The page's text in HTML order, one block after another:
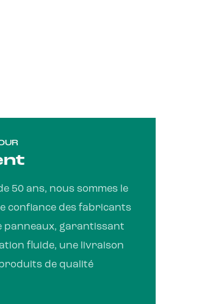
50 ans, nous sommes le
confiance des fabricants
panneaux, garantissant
fluide, une livraison
de qualité